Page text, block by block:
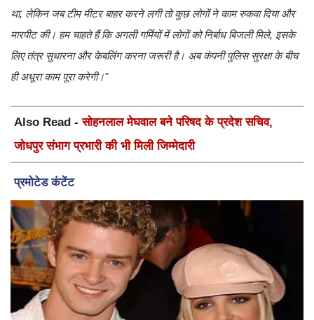
था, लेकिन जब टीम मीटर बाहर करने लगी तो कुछ लोगों ने काम रुकवा दिया और
मारपीट की। हम चाहते हैं कि अगली गर्मियों में लोगों को निर्बाध बिजली मिले, इसके
लिए तंत्र सुधारना और केबलिंग करना जरूरी है। अब कंपनी पुलिस सुरक्षा के बीच
ही अधूरा काम पूरा करेगी।"
Also Read -सोहनलाल मेघवाल बने परिषद के प्रदेश सचिव,
जोधपुर संभाग प्रभारी की भी मिली जिम्मेदारी